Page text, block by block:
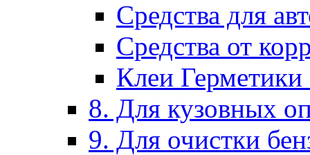
Средства для
Средства от
Клеи
8. Для кузовных
9. Для очистки